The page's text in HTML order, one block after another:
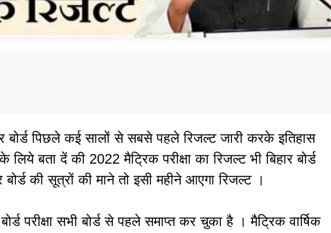
बोर्ड पिछले कई सालों से सबसे पहले रिजल्ट जारी करके इतिहास
बता दें की 2022 मैट्रिक परीक्षा का रिजल्ट भी बिहार बोर्ड
की सूत्रों की माने तो इसी महीने आएगा रिजल्ट ।
परीक्षा सभी बोर्ड से पहले समाप्त कर चुका है । मैट्रिक वार्षिक